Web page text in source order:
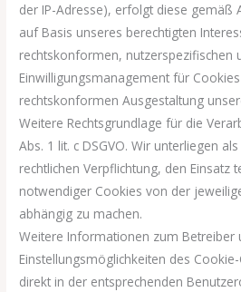
der IP-Adresse), erfolgt diese gemäß
auf Basis unseres berechtigten
rechtskonformen, nutzerspezifischen
Einwilligungsmanagement für
rechtskonformen Ausgestaltung
Weitere Rechtsgrundlage für die
Abs. 1 lit. c DSGVO. Wir unterliegen
rechtlichen Verpflichtung, den Einsatz
notwendiger Cookies von der
abhängig zu machen.
Weitere Informationen zum Betreiber
Einstellungsmöglichkeiten des
direkt in der entsprechenden